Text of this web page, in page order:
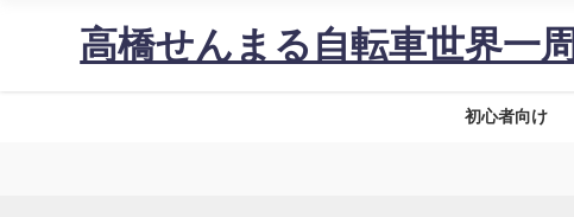
高橋せんまる自転車世界一周
初心者向け